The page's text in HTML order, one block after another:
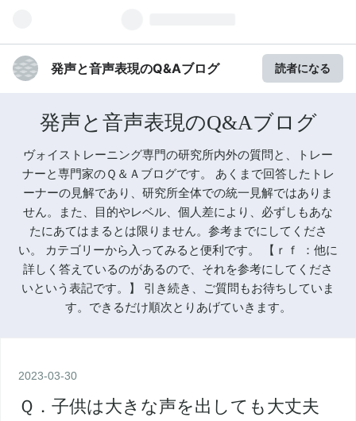
発声と音声表現のQ&Aブログ 読者になる
発声と音声表現のQ&Aブログ
ヴォイストレーニング専門の研究所内外の質問と、トレー
ナーと専門家のＱ＆Ａブログです。 あくまで回答したトレ
ーナーの見解であり、研究所全体での統一見解ではありま
せん。また、目的やレベル、個人差により、必ずしもあな
たにあてはまるとは限りません。参考までにしてくださ
い。 カテゴリーから入ってみると便利です。 【ｒｆ ：他に
詳しく答えているのがあるので、それを参考にしてくださ
いという表記です。】 引き続き、ご質問もお待ちしていま
す。できるだけ順次とりあげていきます。
2023-03-30
Ｑ．子供は大きな声を出しても大丈夫